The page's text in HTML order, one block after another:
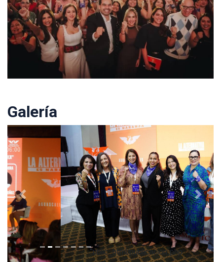
Galería
ublic_html/publicacion.php